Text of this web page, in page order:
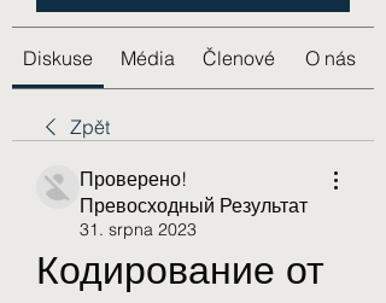
Diskuse Média Členové O nás
Zpět
Проверено!
Превосходный Результат
31. srpna 2023
Кодирование от